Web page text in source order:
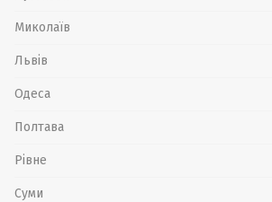
Миколаїв
Львів
Одеса
Полтава
Рівне
Суми